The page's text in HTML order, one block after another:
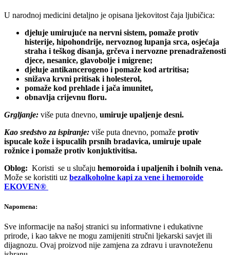
U narodnoj medicini detaljno je opisana ljekovitost čaja ljubičica:
djeluje umirujuće na nervni sistem, pomaže protiv
histerije, hipohondrije, nervoznog lupanja srca, osjećaja
straha i teškog disanja, grčeva i nervozne prenadraženosti
djece, nesanice, glavobolje i migrene;
djeluje antikancerogeno i pomaže kod artritisa;
snižava krvni pritisak i holesterol,
pomaže kod prehlade i jača imunitet,
obnavlja crijevnu floru.
Grgljanje: više puta dnevno, umiruje upaljenje desni.
Kao sredstvo za ispiranje: više puta dnevno, pomaže protiv
ispucale kože i ispucalih prsnih bradavica, umiruje upale
rožnice i pomaže protiv konjuktivitisa.
Oblog: Koristi se u slučaju hemoroida i upaljenih i bolnih vena.
Može se koristiti uz bezalkoholne kapi za vene i hemoroide
EKOVEN®
Napomena:
Sve informacije na našoj stranici su informativne i edukativne
prirode, i kao takve ne mogu zamijeniti stručni ljekarski savjet ili
dijagnozu. Ovaj proizvod nije zamjena za zdravu i uravnoteženu